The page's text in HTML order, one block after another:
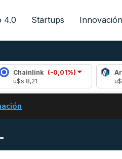
4.0 Startups Innovación
(-0,01%)
Arbitrum
CARRY TRADE DE BITCOIN Y